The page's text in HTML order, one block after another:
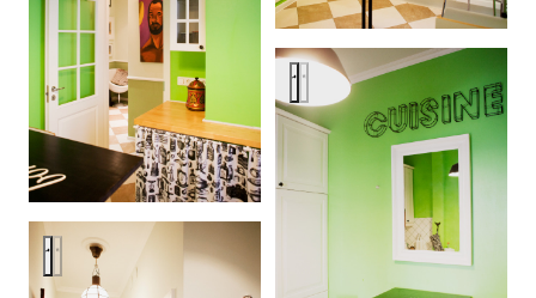
Letters, robots and frogs
Letters, robots and frogs